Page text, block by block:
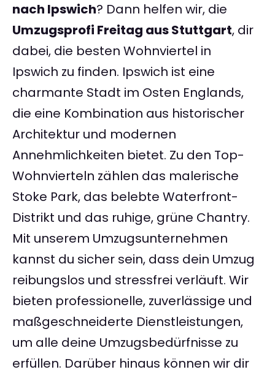
nach Ipswich? Dann helfen wir, die
Umzugsprofi Freitag aus Stuttgart, dir
dabei, die besten Wohnviertel in
Ipswich zu finden. Ipswich ist eine
charmante Stadt im Osten Englands,
die eine Kombination aus historischer
Architektur und modernen
Annehmlichkeiten bietet. Zu den Top-
Wohnvierteln zählen das malerische
Stoke Park, das belebte Waterfront-
Distrikt und das ruhige, grüne Chantry.
Mit unserem Umzugsunternehmen
kannst du sicher sein, dass dein Umzug
reibungslos und stressfrei verläuft. Wir
bieten professionelle, zuverlässige und
maßgeschneiderte Dienstleistungen,
um alle deine Umzugsbedürfnisse zu
erfüllen. Darüber hinaus können wir dir